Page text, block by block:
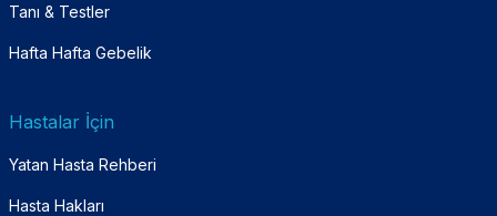
Tanı & Testler
Hafta Hafta Gebelik
Hastalar İçin
Yatan Hasta Rehberi
Hasta Hakları